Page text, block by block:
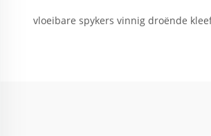
vloeibare spykers vinnig droënde